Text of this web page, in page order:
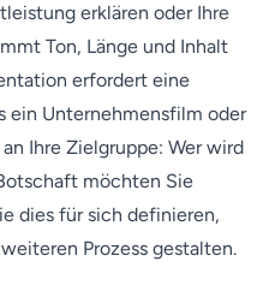
erklären oder Ihre
Ton, Länge und Inhalt
erfordert eine
ein Unternehmensfilm oder
Ihre Zielgruppe: Wer wird
möchten Sie
dies für sich definieren,
Prozess gestalten.